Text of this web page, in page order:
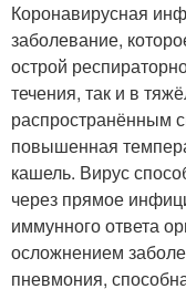
Коронавирусная
заболевание,
острой
течения, так и в
распространённым
повышенная
кашель. Вирус
через прямое
иммунного ответа
осложнением
пневмония,